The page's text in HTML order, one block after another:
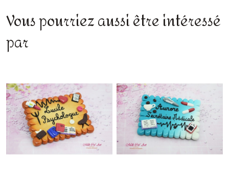
Vous pourriez aussi être intéressé
par